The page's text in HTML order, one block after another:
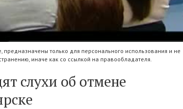
только для персонального использования и не
иначе как со ссылкой на правообладателя.
слухи об отмене